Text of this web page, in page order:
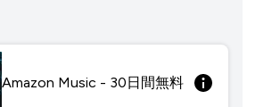
Amazon Music - 30日間無料